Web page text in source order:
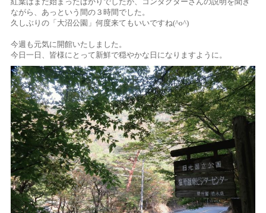
ながら、あっという間の３時間でした。
久しぶりの「大沼公園」何度来てもいいですね(^o^)
今週も元気に開館いたしました。
今日一日、皆様にとって新鮮で穏やかな日になりますように。